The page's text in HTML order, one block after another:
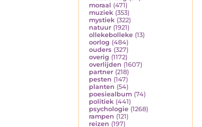
moraal (471)
muziek (353)
mystiek (322)
natuur (1921)
ollekebolleke (13)
oorlog (484)
ouders (327)
overig (1172)
overlijden (1607)
partner (218)
pesten (147)
planten (54)
poesiealbum (74)
politiek (441)
psychologie (1268)
rampen (121)
reizen (197)